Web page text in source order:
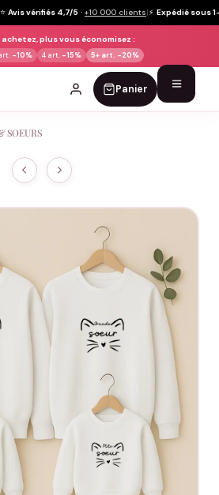
⭐ Avis vérifiés 4,7/5 · +10 000 clients|⚡ Expédié sous
plus vous économisez :
-10% 4 art. -15% 5+ art. -20%
Panier
SOEURS